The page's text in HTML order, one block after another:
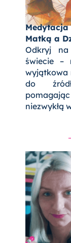
Matką a
Odkryj
świecie –
wyjątkowa
do
niezwykłą